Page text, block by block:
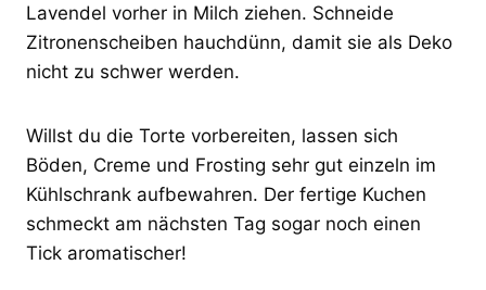
Lavendel vorher in Milch ziehen. Schneide
Zitronenscheiben hauchdünn, damit sie als Deko
nicht zu schwer werden.
Willst du die Torte vorbereiten, lassen sich
Böden, Creme und Frosting sehr gut einzeln im
Kühlschrank aufbewahren. Der fertige Kuchen
schmeckt am nächsten Tag sogar noch einen
Tick aromatischer!